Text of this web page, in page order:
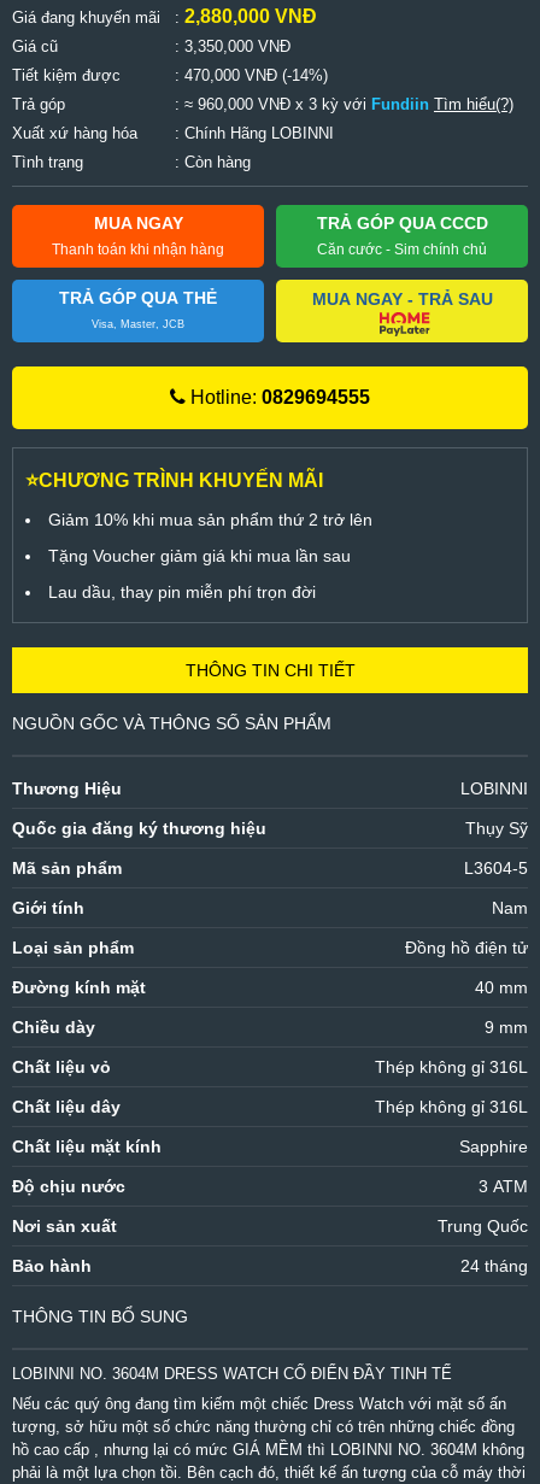
Giá đang khuyến mãi
: 2,880,000 VNĐ
Giá cũ : 3,350,000 VNĐ
Tiết kiệm được
: 470,000 VNĐ (-14%)
Trả góp
: ≈ 960,000 VNĐ x 3 kỳ với Fundiin Tìm hiểu(?)
Xuất xứ hàng hóa
: Chính Hãng LOBINNI
Tình trạng
: Còn hàng
MUA NGAY
Thanh toán khi nhận hàng
TRẢ GÓP QUA CCCD
Căn cước - Sim chính chủ
TRẢ GÓP QUA THẺ
Visa, Master, JCB
MUA NGAY - TRẢ SAU
Hotline: 0829694555
⭐CHƯƠNG TRÌNH KHUYẾN MÃI
Giảm 10% khi mua sản phẩm thứ 2 trở lên
Tặng Voucher giảm giá khi mua lần sau
Lau dầu, thay pin miễn phí trọn đời
THÔNG TIN CHI TIẾT
NGUỒN GỐC VÀ THÔNG SỐ SẢN PHẨM
Thương Hiệu LOBINNI
Quốc gia đăng ký thương hiệu Thụy Sỹ
Mã sản phẩm L3604-5
Giới tính Nam
Loại sản phẩm Đồng hồ điện tử
Đường kính mặt 40 mm
Chiều dày 9 mm
Chất liệu vỏ Thép không gỉ 316L
Chất liệu dây Thép không gỉ 316L
Chất liệu mặt kính Sapphire
Độ chịu nước 3 ATM
Nơi sản xuất Trung Quốc
Bảo hành 24 tháng
THÔNG TIN BỔ SUNG
LOBINNI NO. 3604M DRESS WATCH CỔ ĐIỂN ĐẦY TINH TẾ
Nếu các quý ông đang tìm kiếm một chiếc Dress Watch với mặt số ấn
tượng, sở hữu một số chức năng thường chỉ có trên những chiếc đồng
hồ cao cấp , nhưng lại có mức GIÁ MỀM thì LOBINNI NO. 3604M không
phải là một lựa chọn tồi. Bên cạch đó, thiết kế ấn tượng của cỗ máy thời